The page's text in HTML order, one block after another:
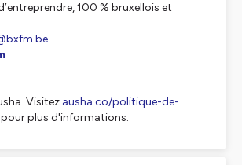
100 % bruxellois et
Visitez ausha.co/politique-de-
pour plus d'informations.